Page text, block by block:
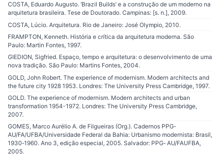
COSTA, Eduardo Augusto. ‘Brazil Builds’ e a construção de um moderno na
arquitetura brasileira. Tese de Doutorado. Campinas: [s. n.], 2009.
COSTA, Lúcio. Arquitetura. Rio de Janeiro: José Olympio, 2010.
FRAMPTON, Kenneth. História e crítica da arquitetura moderna. São
Paulo: Martin Fontes, 1997.
GIEDION, Sigfried. Espaço, tempo e arquitetura: o desenvolvimento de uma
nova tradição. São Paulo: Martins Fontes, 2004.
GOLD, John Robert. The experience of modernism. Modern architects and
the future city 1928 1953. Londres: The University Press Cambridge, 1997.
GOLD. The experience of modernism. Modern architects and urban
transformation 1954-1972. Londres: The University Press Cambridge,
2007.
GOMES, Marco Aurélio A. de Filgueiras (Org.). Cadernos PPG‐
AU/FA/UFBA/Universidade Federal da Bahia: Urbanismo modernista: Brasil,
1930‐1960. Ano 3, edição especial, 2005. Salvador: PPG‐ AU/FAUFBA,
2005.